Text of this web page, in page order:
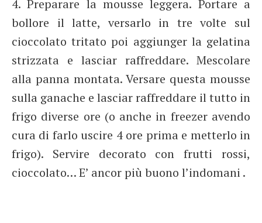
4. Preparare la mousse leggera. Portare a
bollore il latte, versarlo in tre volte sul
cioccolato tritato poi aggiunger la gelatina
strizzata e lasciar raffreddare. Mescolare
alla panna montata. Versare questa mousse
sulla ganache e lasciar raffreddare il tutto in
frigo diverse ore (o anche in freezer avendo
cura di farlo uscire 4 ore prima e metterlo in
frigo). Servire decorato con frutti rossi,
cioccolato… E’ ancor più buono l’indomani .